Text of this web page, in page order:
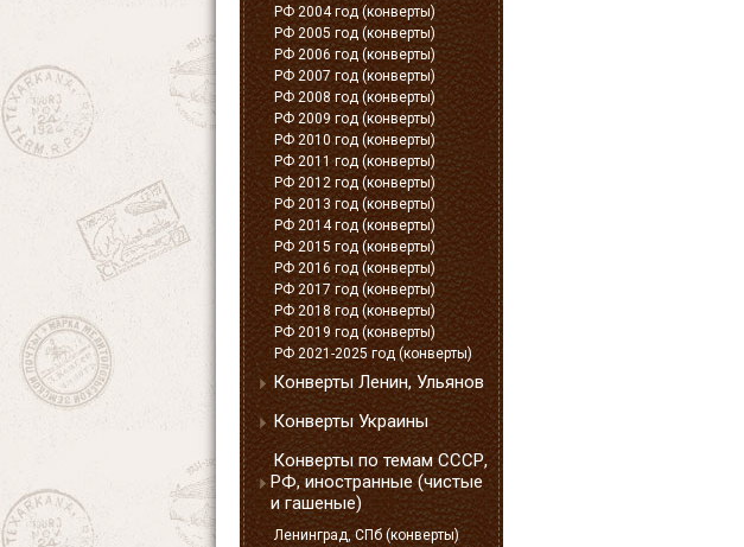
РФ 2004 год (конверты)
РФ 2005 год (конверты)
РФ 2006 год (конверты)
РФ 2007 год (конверты)
РФ 2008 год (конверты)
РФ 2009 год (конверты)
РФ 2010 год (конверты)
РФ 2011 год (конверты)
РФ 2012 год (конверты)
РФ 2013 год (конверты)
РФ 2014 год (конверты)
РФ 2015 год (конверты)
РФ 2016 год (конверты)
РФ 2017 год (конверты)
РФ 2018 год (конверты)
РФ 2019 год (конверты)
РФ 2021-2025 год (конверты)
Конверты Ленин, Ульянов
Конверты Украины
Конверты по темам СССР,
РФ, иностранные (чистые
и гашеные)
Ленинград, СПб (конверты)